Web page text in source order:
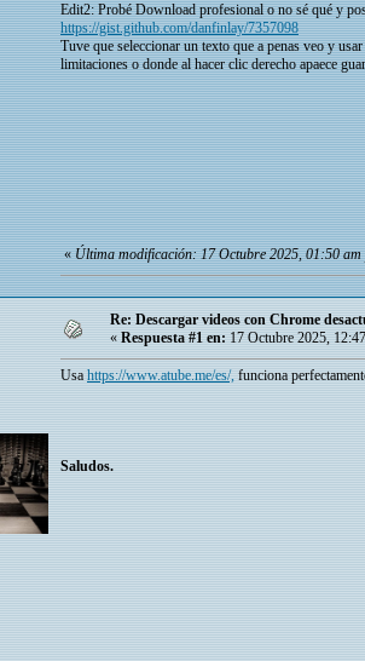
Edit2: Probé Download profesional o no sé qué y
https://gist.github.com/danfinlay/7357098
Tuve que seleccionar un texto que a penas veo y
limitaciones o donde al hacer clic derecho apaece
«Última modificación: 17 Octubre 2025, 01:50
Re: Descargar videos con Chrome
« Respuesta #1 en: 17 Octubre 2025,
Usa https://www.atube.me/es/, funciona
Saludos.